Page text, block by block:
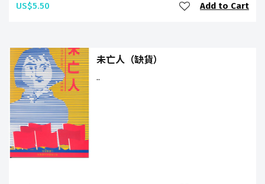
US$5.50 Add to Cart
未亡人（缺貨）
..